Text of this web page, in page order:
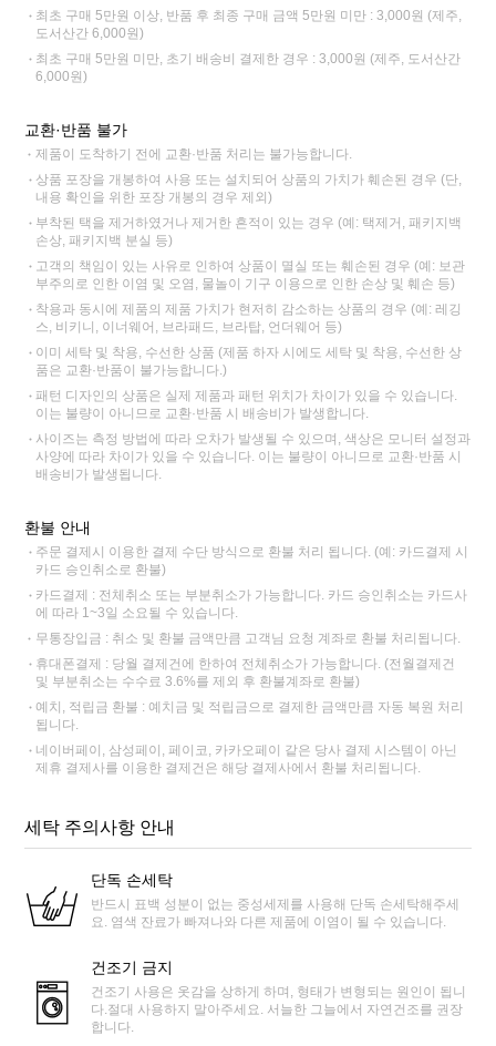
최초 구매 5만원 이상, 반품 후 최종 구매 금액 5만원 미만 : 3,000원 (제주,
도서산간 6,000원)
최초 구매 5만원 미만, 초기 배송비 결제한 경우 : 3,000원 (제주, 도서산간
6,000원)
교환·반품 불가
제품이 도착하기 전에 교환·반품 처리는 불가능합니다.
상품 포장을 개봉하여 사용 또는 설치되어 상품의 가치가 훼손된 경우 (단,
내용 확인을 위한 포장 개봉의 경우 제외)
부착된 택을 제거하였거나 제거한 흔적이 있는 경우 (예: 택제거, 패키지백
손상, 패키지백 분실 등)
고객의 책임이 있는 사유로 인하여 상품이 멸실 또는 훼손된 경우 (예: 보관
부주의로 인한 이염 및 오염, 물놀이 기구 이용으로 인한 손상 및 훼손 등)
착용과 동시에 제품의 제품 가치가 현저히 감소하는 상품의 경우 (예: 레깅
스, 비키니, 이너웨어, 브라패드, 브라탑, 언더웨어 등)
이미 세탁 및 착용, 수선한 상품 (제품 하자 시에도 세탁 및 착용, 수선한 상
품은 교환·반품이 불가능합니다.)
패턴 디자인의 상품은 실제 제품과 패턴 위치가 차이가 있을 수 있습니다.
이는 불량이 아니므로 교환·반품 시 배송비가 발생합니다.
사이즈는 측정 방법에 따라 오차가 발생될 수 있으며, 색상은 모니터 설정과
사양에 따라 차이가 있을 수 있습니다. 이는 불량이 아니므로 교환·반품 시
배송비가 발생됩니다.
환불 안내
주문 결제시 이용한 결제 수단 방식으로 환불 처리 됩니다. (예: 카드결제 시
카드 승인취소로 환불)
카드결제 : 전체취소 또는 부분취소가 가능합니다. 카드 승인취소는 카드사
에 따라 1~3일 소요될 수 있습니다.
무통장입금 : 취소 및 환불 금액만큼 고객님 요청 계좌로 환불 처리됩니다.
휴대폰결제 : 당월 결제건에 한하여 전체취소가 가능합니다. (전월결제건
및 부분취소는 수수료 3.6%를 제외 후 환불계좌로 환불)
예치, 적립금 환불 : 예치금 및 적립금으로 결제한 금액만큼 자동 복원 처리
됩니다.
네이버페이, 삼성페이, 페이코, 카카오페이 같은 당사 결제 시스템이 아닌
제휴 결제사를 이용한 결제건은 해당 결제사에서 환불 처리됩니다.
세탁 주의사항 안내
단독 손세탁
반드시 표백 성분이 없는 중성세제를 사용해 단독 손세탁해주세
요. 염색 잔료가 빠져나와 다른 제품에 이염이 될 수 있습니다.
건조기 금지
건조기 사용은 옷감을 상하게 하며, 형태가 변형되는 원인이 됩니
다.절대 사용하지 말아주세요. 서늘한 그늘에서 자연건조를 권장
합니다.